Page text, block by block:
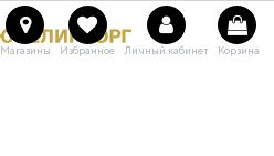
Магазины Избранное Личный кабинет Корзина